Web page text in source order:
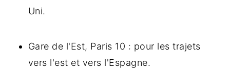
Uni.
Gare de l'Est, Paris 10 : pour les trajets
vers l'est et vers l'Espagne.